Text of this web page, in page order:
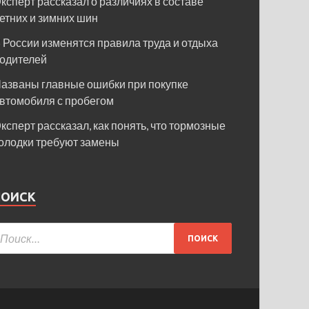
и зимних шин
России изменятся правила труда и отдыха
главные ошибки при покупке
с пробегом
рассказал, как понять, что тормозные
требуют замены